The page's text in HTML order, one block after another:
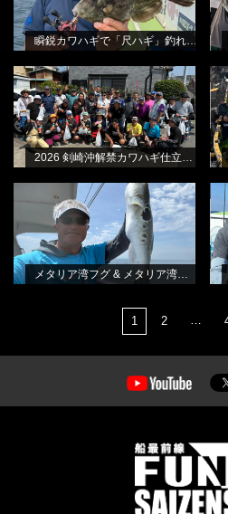
瞬鋭カワハギで「尺ハギ」釣れました!
2026 剣崎沖解禁カワハギ仕立て・B
船
林良一
BLOG
2026 剣崎沖解禁カワハギ仕立て・B船
船
林
メタリア湾フグ & メタリア湾フグ-S
林良一
EX
林
1 2 …